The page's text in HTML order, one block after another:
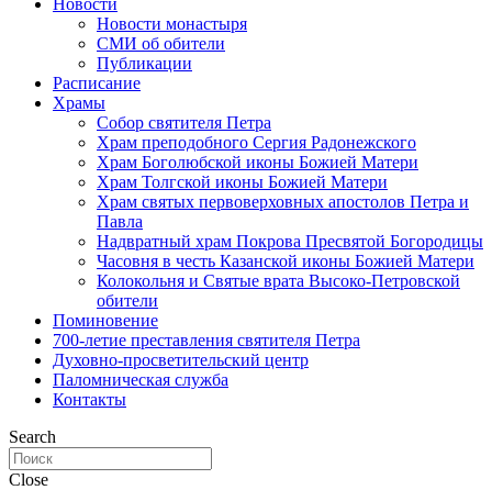
Новости
Новости монастыря
СМИ об обители
Публикации
Расписание
Храмы
Собор святителя Петра
Храм преподобного Сергия Радонежского
Храм Боголюбской иконы Божией Матери
Храм Толгской иконы Божией Матери
Храм святых первоверховных апостолов Петра и
Павла
Надвратный храм Покрова Пресвятой Богородицы
Часовня в честь Казанской иконы Божией Матери
Колокольня и Святые врата Высоко-Петровской
обители
Поминовение
700-летие преставления святителя Петра
Духовно-просветительский центр
Паломническая служба
Контакты
Search
Close